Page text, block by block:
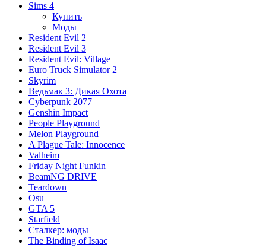
Sims 4
Купить
Моды
Resident Evil 2
Resident Evil 3
Resident Evil: Village
Euro Truck Simulator 2
Skyrim
Ведьмак 3: Дикая Охота
Cyberpunk 2077
Genshin Impact
People Playground
Melon Playground
A Plague Tale: Innocence
Valheim
Friday Night Funkin
BeamNG DRIVE
Teardown
Osu
GTA 5
Starfield
Сталкер: моды
The Binding of Isaac